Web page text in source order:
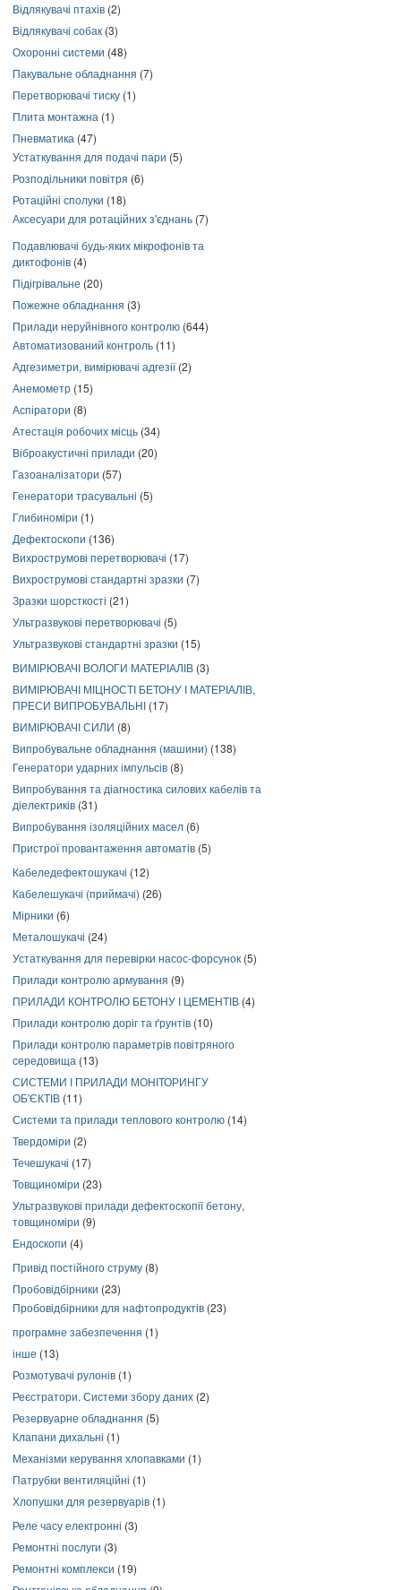
Відлякувачі птахів (2)
Відлякувачі собак (3)
Охоронні системи (48)
Пакувальне обладнання (7)
Перетворювачі тиску (1)
Плита монтажна (1)
Пневматика (47)
Устаткування для подачі пари (5)
Розподільники повітря (6)
Ротаційні сполуки (18)
Аксесуари для ротаційних з'єднань (7)
Подавлювачі будь-яких мікрофонів та
диктофонів (4)
Підігрівальне (20)
Пожежне обладнання (3)
Прилади неруйнівного контролю (644)
Автоматизований контроль (11)
Адгезиметри, вимірювачі адгезії(2)
Анемометр (15)
Аспіратори (8)
Атестація робочих місць (34)
Віброакустичні прилади (20)
Газоаналізатори (57)
Генератори трасувальні (5)
Глибиноміри (1)
Дефектоскопи (136)
Вихрострумові перетворювачі (17)
Вихрострумові стандартні зразки (7)
Зразки шорсткості (21)
Ультразвукові перетворювачі (5)
Ультразвукові стандартні зразки (15)
ВИМІРЮВАЧІ ВОЛОГИ МАТЕРІАЛІВ (3)
ВИМІРЮВАЧІ МІЦНОСТІ БЕТОНУ І МАТЕРІАЛІВ,
ПРЕСИ ВИПРОБУВАЛЬНІ (17)
ВИМІРЮВАЧІ СИЛИ (8)
Випробувальне обладнання (машини) (138)
Генератори ударних імпульсів (8)
Випробування та діагностика силових кабелів та
діелектриків (31)
Випробування ізоляційних масел (6)
Пристрої провантаження автоматів (5)
Кабеледефектошукачі (12)
Кабелешукачі (приймачі) (26)
Мірники (6)
Металошукачі (24)
Устаткування для перевірки насос-форсунок (5)
Прилади контролю армування (9)
ПРИЛАДИ КОНТРОЛЮ БЕТОНУ І ЦЕМЕНТІВ (4)
Прилади контролю доріг та ґрунтів (10)
Прилади контролю параметрів повітряного
середовища (13)
СИСТЕМИ І ПРИЛАДИ МОНІТОРИНГУ
ОБ'ЄКТІВ (11)
Системи та прилади теплового контролю (14)
Твердоміри (2)
Течешукачі (17)
Товщиноміри (23)
Ультразвукові прилади дефектоскопії бетону,
товщиноміри (9)
Ендоскопи (4)
Привід постійного струму (8)
Пробовідбірники (23)
Пробовідбірники для нафтопродуктів (23)
програмне забезпечення (1)
інше (13)
Розмотувачі рулонів (1)
Реєстратори. Системи збору даних (2)
Резервуарне обладнання (5)
Клапани дихальні (1)
Механізми керування хлопавками (1)
Патрубки вентиляційні (1)
Хлопушки для резервуарів (1)
Реле часу електронні (3)
Ремонтні послуги (3)
Ремонтні комплекси (19)